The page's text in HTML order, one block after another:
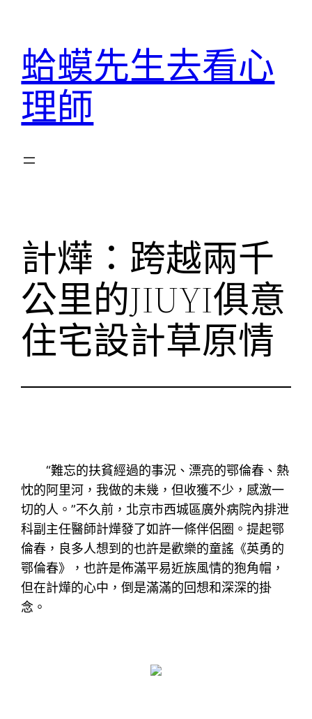
蛤蟆先生去看心
理師
計燁：跨越兩千
公里的JIUYI俱意
住宅設計草原情
“難忘的扶貧經過的事況、漂亮的鄂倫春、熱
忱的阿里河，我做的未幾，但收獲不少，感激一
切的人。”不久前，北京市西城區廣外病院內排泄
科副主任醫師計燁發了如許一條伴侶圈。提起鄂
倫春，良多人想到的也許是歡樂的童謠《英勇的
鄂倫春》，也許是佈滿平易近族風情的狍角帽，
但在計燁的心中，倒是滿滿的回想和深深的掛
念。